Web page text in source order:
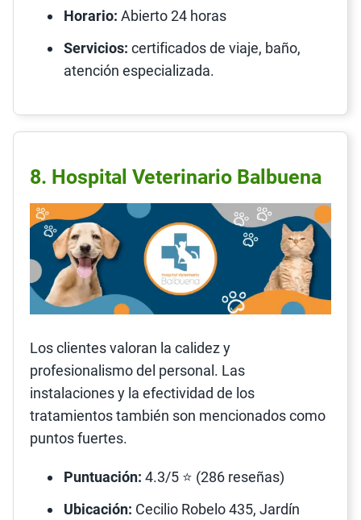
Horario: Abierto 24 horas
Servicios: certificados de viaje, baño,
atención especializada.
8. Hospital Veterinario Balbuena
Los clientes valoran la calidez y
profesionalismo del personal. Las
instalaciones y la efectividad de los
tratamientos también son mencionados como
puntos fuertes.
Puntuación: 4.3/5 ⭐ (286 reseñas)
Ubicación: Cecilio Robelo 435, Jardín